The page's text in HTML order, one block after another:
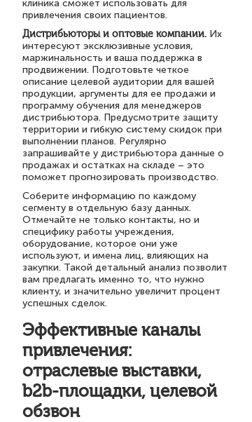
клиника сможет использовать для
привлечения своих пациентов.
Дистрибьюторы и оптовые компании. Их
интересуют эксклюзивные условия,
маржинальность и ваша поддержка в
продвижении. Подготовьте четкое
описание целевой аудитории для вашей
продукции, аргументы для ее продажи и
программу обучения для менеджеров
дистрибьютора. Предусмотрите защиту
территории и гибкую систему скидок при
выполнении планов. Регулярно
запрашивайте у дистрибьютора данные о
продажах и остатках на складе – это
поможет прогнозировать производство.
Соберите информацию по каждому
сегменту в отдельную базу данных.
Отмечайте не только контакты, но и
специфику работы учреждения,
оборудование, которое они уже
используют, и имена лиц, влияющих на
закупки. Такой детальный анализ позволит
вам предлагать именно то, что нужно
клиенту, и значительно увеличит процент
успешных сделок.
Эффективные каналы
привлечения:
отраслевые выставки,
b2b-площадки, целевой
обзвон